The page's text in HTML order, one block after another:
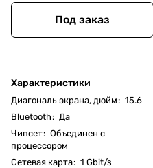
Под заказ
Характеристики
Диагональ экрана, дюйм: 15.6
Bluetooth: Да
Чипсет: Объединен с
процессором
Cетевая карта: 1 Gbit/s